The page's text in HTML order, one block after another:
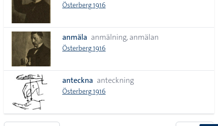
Österberg 1916
anmäla anmälning, anmälan
Österberg 1916
anteckna anteckning
Österberg 1916